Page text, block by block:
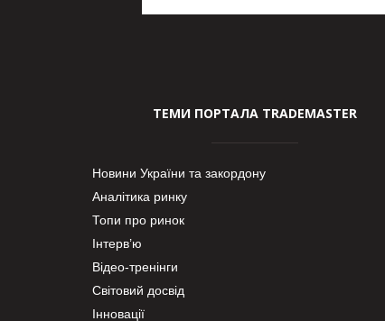
ТЕМИ ПОРТАЛА TRADEMASTER
Новини України та закордону
Аналітика ринку
Топи про ринок
Інтерв’ю
Відео-тренінги
Світовий досвід
Інновації